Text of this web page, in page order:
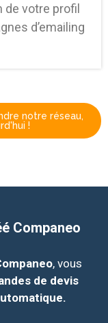
votre profil
d’emailing
notre réseau,
!
Companeo
, vous
de devis